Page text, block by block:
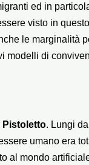
ed in
visto in
le marginalità
modelli di
Pistoletto. Lungi
umano era
al mondo